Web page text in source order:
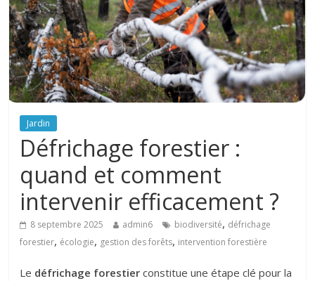
Jardin
Défrichage forestier :
quand et comment
intervenir efficacement ?
8 septembre 2025 admin6 biodiversité, défrichage
forestier, écologie, gestion des forêts, intervention forestière
Le défrichage forestier constitue une étape clé pour la